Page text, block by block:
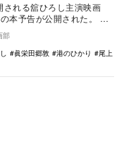
される舘ひろし主演映画
の本予告が公開された。
体』で第48回日本アカデ
部
眞栄田郷敦 港のひかり
尾上